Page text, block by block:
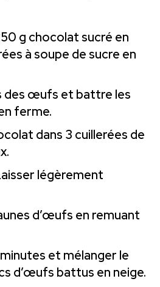
g chocolat sucré en
à soupe de sucre en
des œufs et battre les
ferme.
dans 3 cuillerées de
légèrement
d’œufs en remuant
et mélanger le
d’œufs battus en neige.